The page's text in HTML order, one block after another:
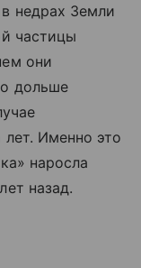
недрах Земли
частицы
они
дольше
Именно это
наросла
назад.